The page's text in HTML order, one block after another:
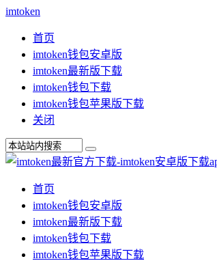
imtoken
首页
imtoken钱包安卓版
imtoken最新版下载
imtoken钱包下载
imtoken钱包苹果版下载
关闭
首页
imtoken钱包安卓版
imtoken最新版下载
imtoken钱包下载
imtoken钱包苹果版下载